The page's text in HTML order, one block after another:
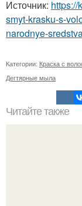
Источник:
smyt-krasku-s-
narodnye-
Категории: Краска с
Дегтярные мыла
Читайте также